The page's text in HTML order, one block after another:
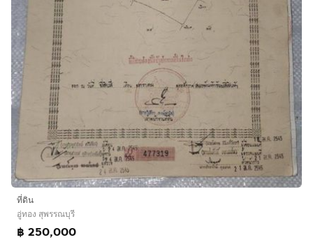
ที่ดิน
อู่ทอง สุพรรณบุรี
฿ 250,000